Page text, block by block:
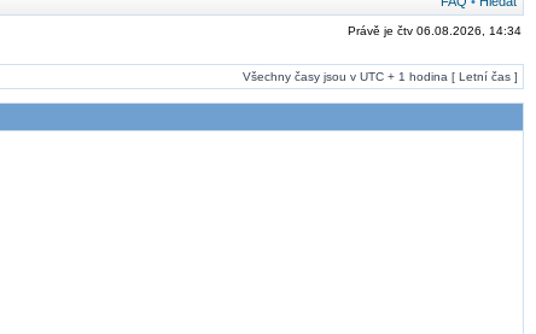
Právě je čtv 06.08.2026, 14:34
Všechny časy jsou v UTC + 1 hodina [ Letní čas ]